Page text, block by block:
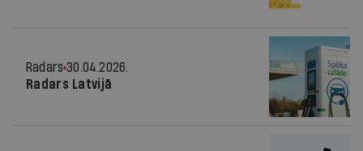
Radars 30.04.2026.
Radars Latvijā